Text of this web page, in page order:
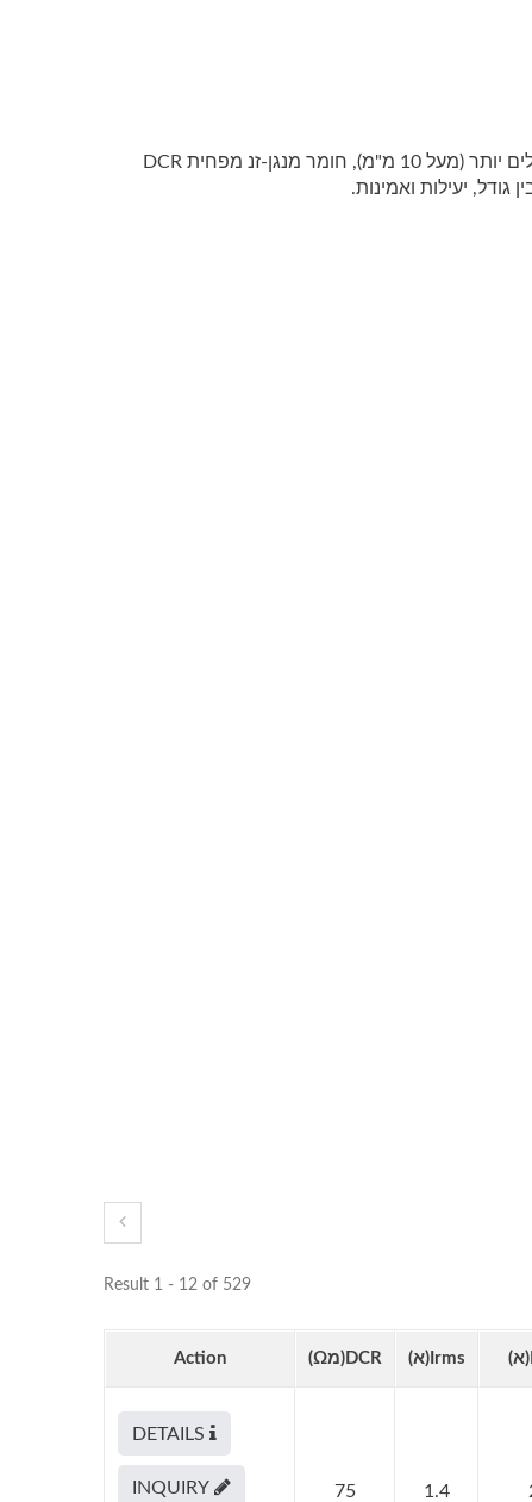
פראיט ני-זנ תומך ביציבות EMI גבוהה וכיבוי בתדרים גבוהים. עבור שטחים גדולים יותר (מעל 10 מ"מ), חומר מנגן-זנ מפחית DCR
יעילות ואמינות.
Result 1 - 12 of 529
Irms(א) DCR(מΩ) Action
1.4
75